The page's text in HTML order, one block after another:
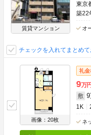
賃貸マンション
東京
築22
オ
チェックを入れてまとめ
画像：20枚
礼金
9万
敷 9
1K
ネ